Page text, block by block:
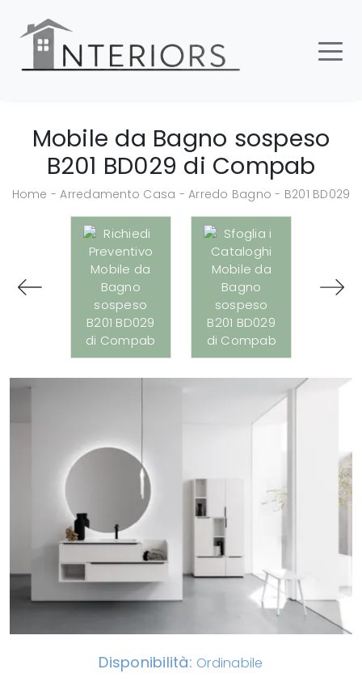
Mobile da Bagno sospeso
B201 BD029 di Compab
Home -Arredamento Casa -Arredo Bagno - B201 BD029
Disponibilità: Ordinabile